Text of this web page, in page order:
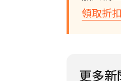
領取折
更多